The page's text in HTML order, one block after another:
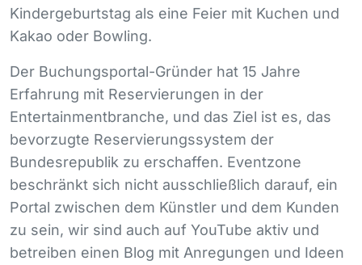
Kindergeburtstag als eine Feier mit Kuchen und
Kakao oder Bowling.
Der Buchungsportal-Gründer hat 15 Jahre
Erfahrung mit Reservierungen in der
Entertainmentbranche, und das Ziel ist es, das
bevorzugte Reservierungssystem der
Bundesrepublik zu erschaffen. Eventzone
beschränkt sich nicht ausschließlich darauf, ein
Portal zwischen dem Künstler und dem Kunden
zu sein, wir sind auch auf YouTube aktiv und
betreiben einen Blog mit Anregungen und Ideen